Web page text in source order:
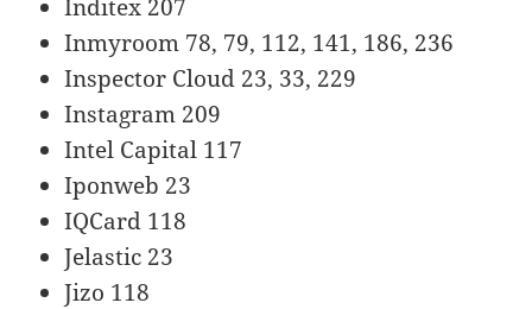
Inditex 207
Inmyroom 78, 79, 112, 141, 186, 236
Inspector Cloud 23, 33, 229
Instagram 209
Intel Capital 117
Iponweb 23
IQCard 118
Jelastic 23
Jizo 118